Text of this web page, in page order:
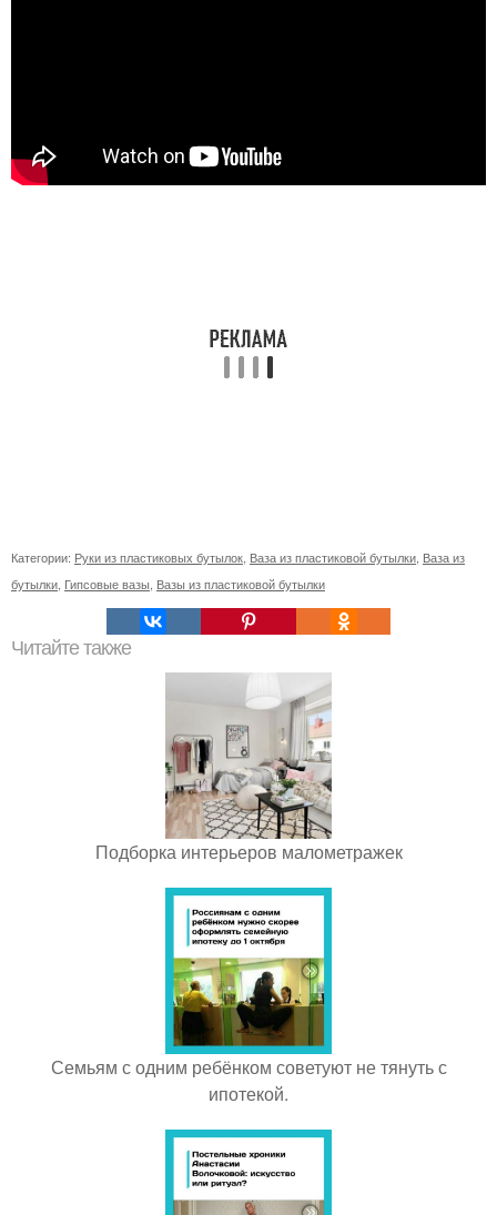
Категории: Руки из пластиковых бутылок Ваза из пластиковой бутылки Ваза из
бутылки Гипсовые вазы Вазы из пластиковой бутылки
Читайте также
Подборка интерьеров малометражек
Семьям с одним ребёнком советуют не тянуть с
ипотекой.